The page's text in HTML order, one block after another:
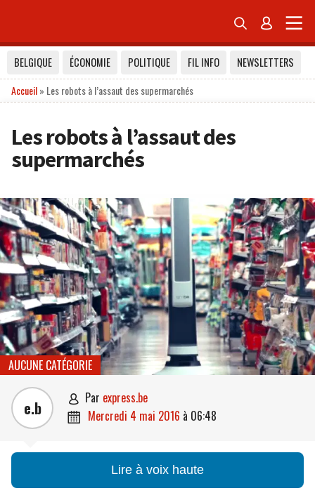
 
BELGIQUE ÉCONOMIE POLITIQUE FIL INFO
NEWSLETTERS
Accueil» Les robots à l’assaut des supermarchés
Les robots à l’assaut des
supermarchés
AUCUNE CATÉGORIE
e.b  par express.be
 mercredi 4 mai 2016 à 06:48
Lire à voix haute